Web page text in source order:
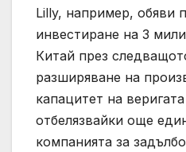
Lilly, например, обяви
инвестиране на 3
Китай през
разширяване на
капацитет на
отбелязвайки още
компанията за